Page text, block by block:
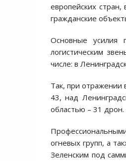
европейских
гражданские
Основные усилия
логистическим
числе: в
Так, при
43, над
областью – 31 дрон.
огневых групп, а
Зеленским под